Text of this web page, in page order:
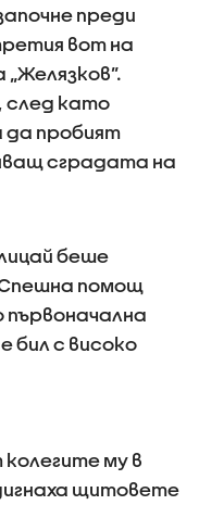
преди
вот на
след като
пробият
сградата на
беше
Спешна помощ
първоначална
бил с високо
му в
щитовете